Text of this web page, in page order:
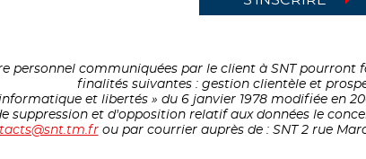
personnel communiquées par le client à SNT
finalités suivantes : gestion clientèle et
et libertés » du 6 janvier 1978 modifiée en
suppression et d'opposition relatif aux données le
ou par courrier auprès de : SNT 2 rue